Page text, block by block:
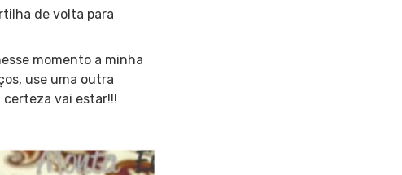
de volta para
momento a minha
use uma outra
certeza vai estar!!!